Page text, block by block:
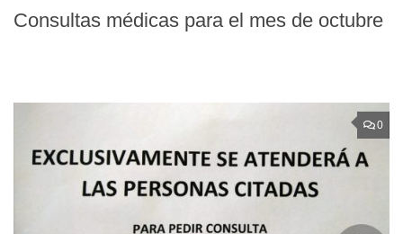
Consultas médicas para el mes de octubre
0